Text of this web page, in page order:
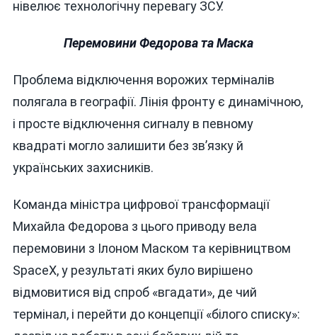
нівелює технологічну перевагу ЗСУ.
Перемовини Федорова та Маска
Проблема відключення ворожих терміналів
полягала в географії. Лінія фронту є динамічною,
і просте відключення сигналу в певному
квадраті могло залишити без зв’язку й
українських захисників.
Команда міністра цифрової трансформації
Михайла Федорова з цього приводу вела
перемовини з Ілоном Маском та керівництвом
SpaceX, у результаті яких було вирішено
відмовитися від спроб «вгадати», де чий
термінал, і перейти до концепції «білого списку»: